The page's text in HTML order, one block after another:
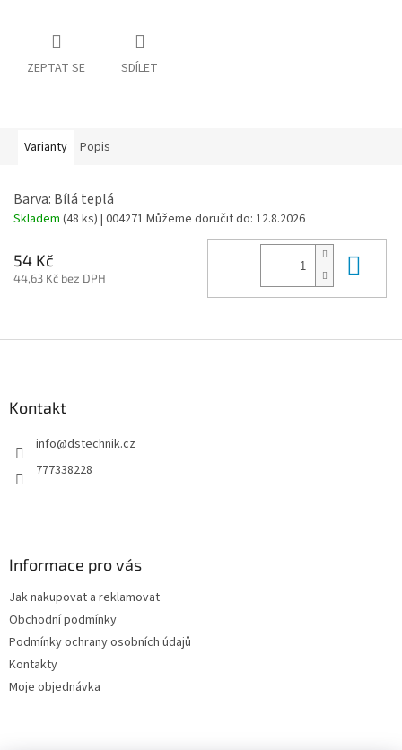
ZEPTAT SE SDÍLET
Varianty Popis
Barva: Bílá teplá
Skladem (48 ks) | 004271 Můžeme doručit do: 12.8.2026
54 Kč
44,63 Kč bez DPH
Kontakt
info@dstechnik.cz
777338228
Informace pro vás
Jak nakupovat a reklamovat
Obchodní podmínky
Podmínky ochrany osobních údajů
Kontakty
Moje objednávka